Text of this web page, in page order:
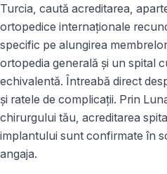
Turcia, caută acreditarea,
ortopedice internaționale
specific pe alungirea
ortopedia generală și un spital
echivalentă. Întreabă direct
și ratele de complicații. Prin
chirurgului tău, acreditarea
implantului sunt confirmate în
angaja.